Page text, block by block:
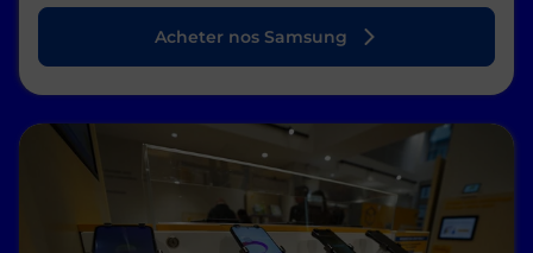
Acheter nos Samsung